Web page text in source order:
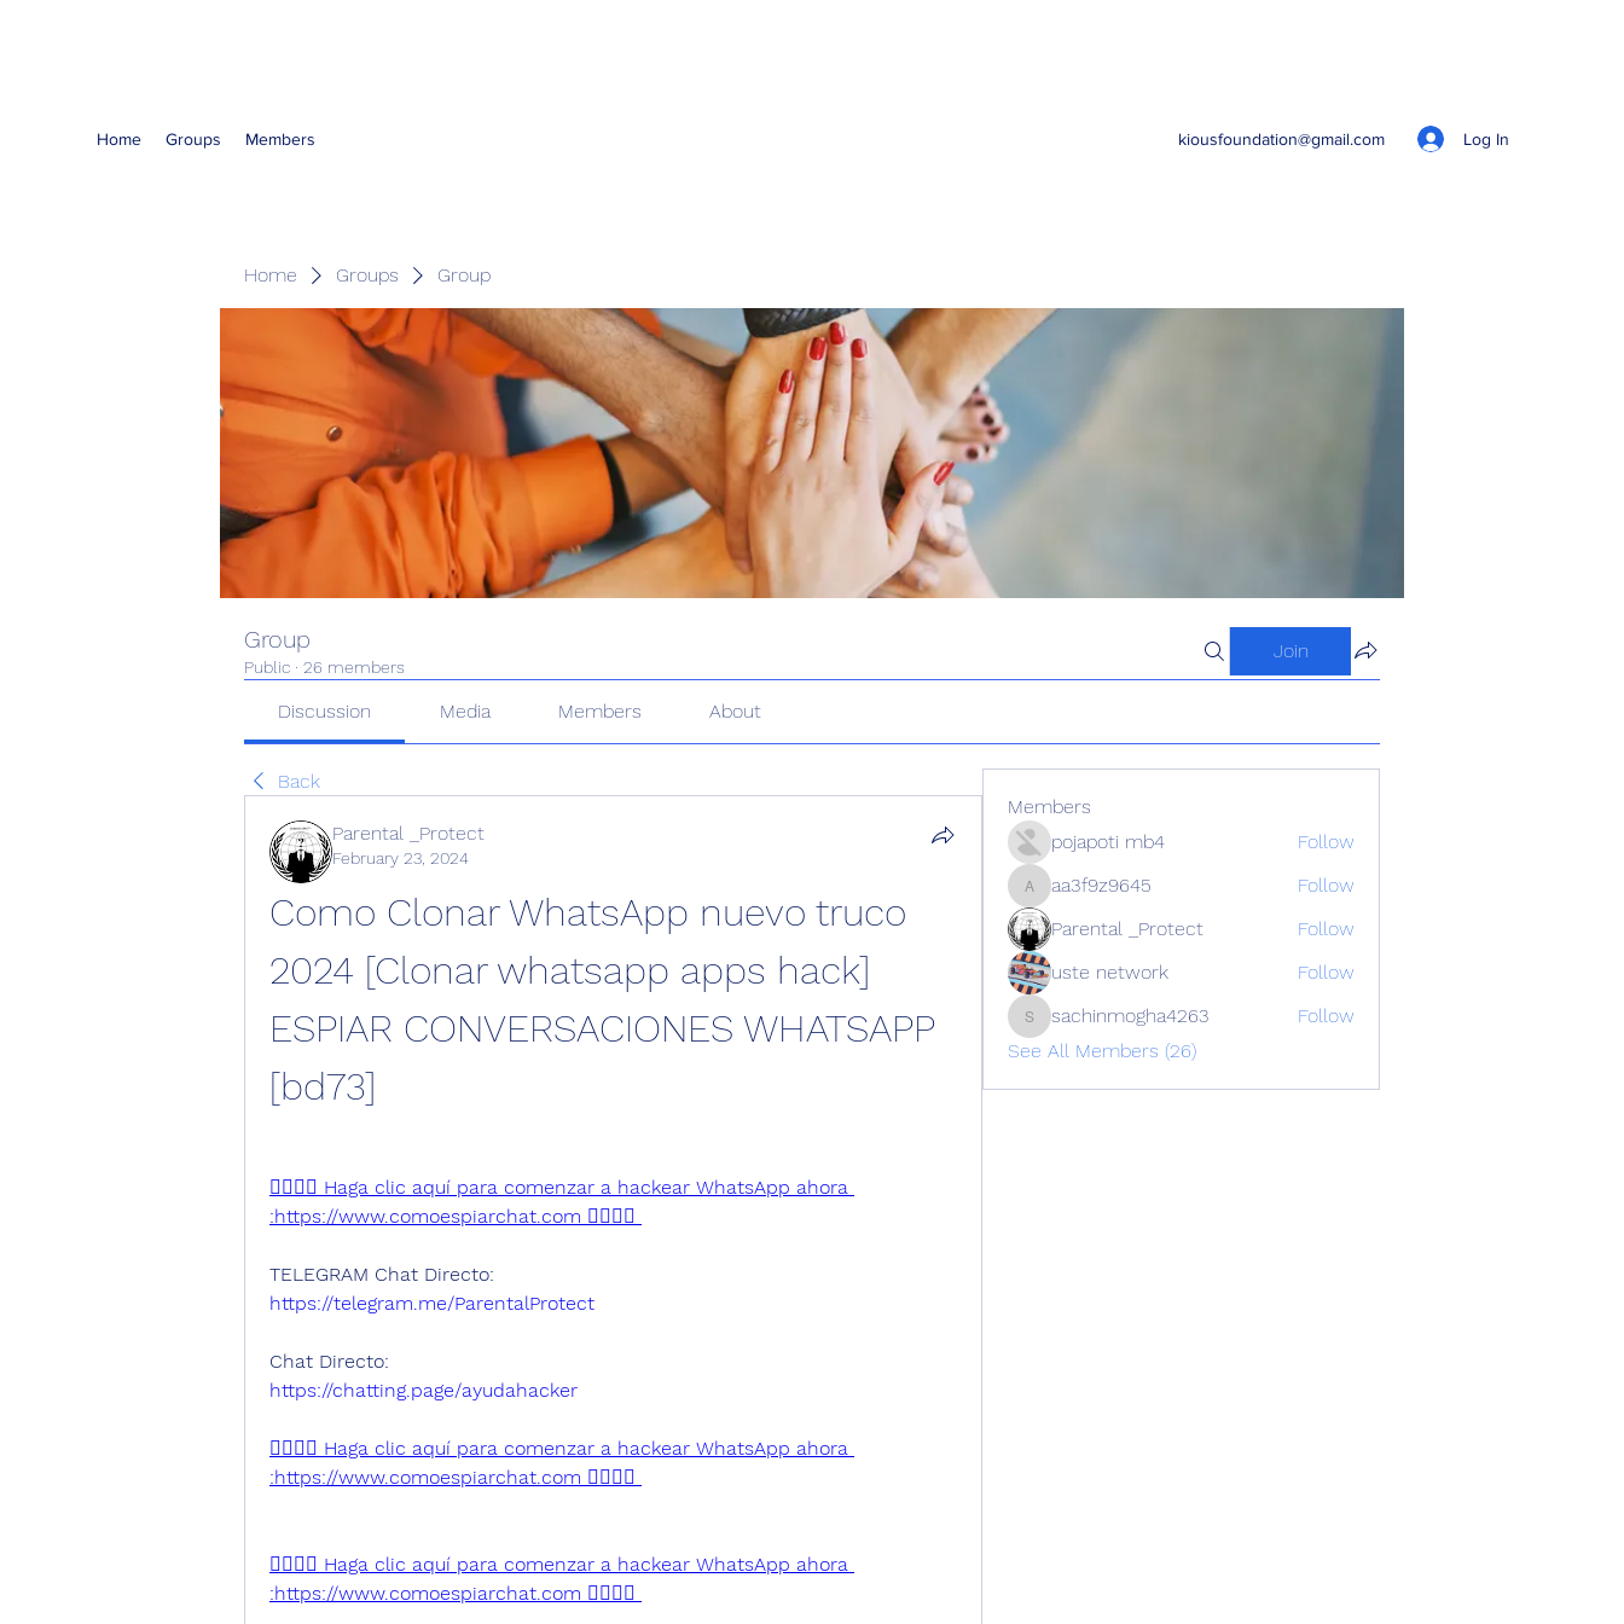
Home Groups Members kiousfoundation@gmail.com Log In
Home Groups Group
Group
Public · 26 members
Join
Discussion Media Members About
Back
Parental _Protect
February 23, 2024
Como Clonar WhatsApp nuevo truco
2024 [Clonar whatsapp apps hack]
ESPIAR CONVERSACIONES WHATSAPP
[bd73]
👉🏻👉🏻 Haga clic aquí para comenzar a hackear WhatsApp ahora
:https://www.comoespiarchat.com 👈🏻👈🏻
TELEGRAM Chat Directo:
https://telegram.me/ParentalProtect
Chat Directo:
https://chatting.page/ayudahacker
👉🏻👉🏻 Haga clic aquí para comenzar a hackear WhatsApp ahora
:https://www.comoespiarchat.com 👈🏻👈🏻
👉🏻👉🏻 Haga clic aquí para comenzar a hackear WhatsApp ahora
:https://www.comoespiarchat.com 👈🏻👈🏻
Members
pojapoti mb4
Follow
aa3f9z9645
aa3f9z9645
Follow
Parental _Protect
Follow
uste network
Follow
sachinmogha4263
sachinmogha4263
Follow
See All Members (26)